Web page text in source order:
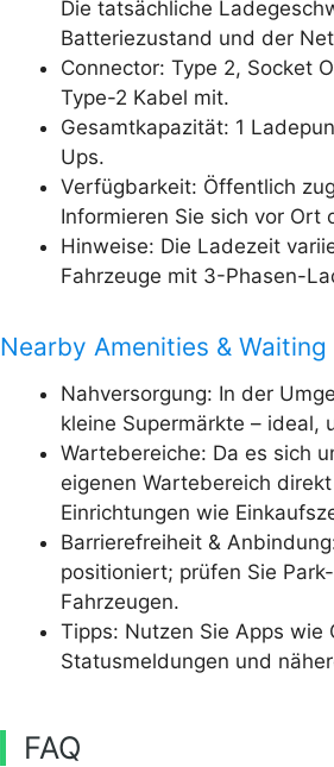
Die tatsächliche
Batteriezustand und der
Connector: Type 2, Socket
Type-2 Kabel mit.
Gesamtkapazität: 1
Ups.
Verfügbarkeit: Öffentlich
Informieren Sie sich vor Ort
Hinweise: Die Ladezeit
Fahrzeuge mit 3-Phasen-
Nearby Amenities &
Nahversorgung: In der
kleine Supermärkte – ideal,
Wartebereiche: Da es sich
eigenen Wartebereich
Einrichtungen wie
Barrierefreiheit &
positioniert; prüfen Sie
Fahrzeugen.
Tipps: Nutzen Sie Apps wie
Statusmeldungen und
FAQ